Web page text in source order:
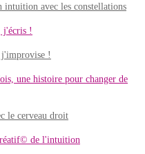
intuition avec les constellations
j'écris !
!
une histoire pour changer de
le cerveau droit
de l'intuition